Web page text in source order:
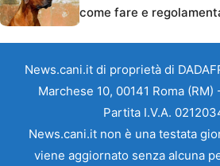
come fare e
News.cani.it di proprietà di
Marchese 10, 00141 Roma
Partita I.V.A.
News.cani.it non è una testata
viene aggiornato senza alcuna